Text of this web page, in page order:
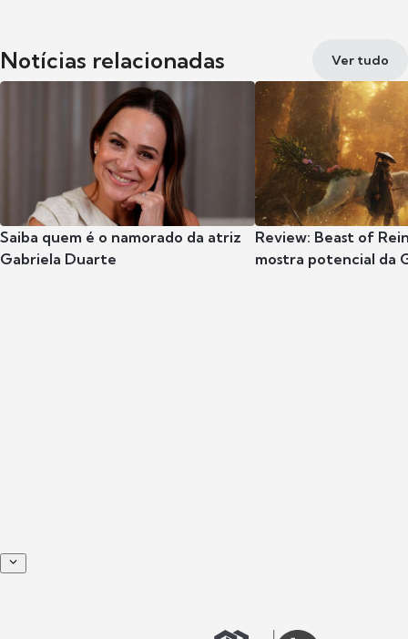
Notícias relacionadas Ver tudo
Saiba quem é o namorado da atriz
Gabriela Duarte
Review: Beast of
mostra potencial da